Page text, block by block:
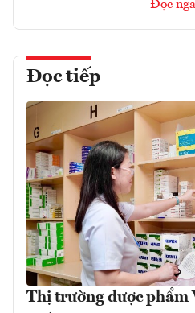
Đọc
Đọc tiếp
Thị trường dược phẩm